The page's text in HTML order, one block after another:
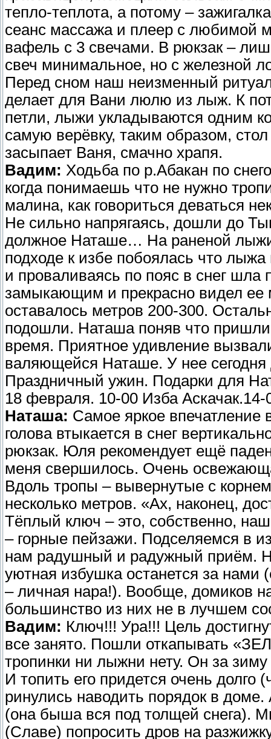
тепло-теплота, а потому –
сеанс массажа и плеер с любимой
вафель с 3 свечами. В рюкзак –
свеч минимальное, но с железной
Перед сном наш неизменный
делает для Вани люлю из лыж. К
петли, лыжи укладываются одним
самую верёвку, таким образом,
засыпает Ваня, смачно храпя.
Вадим: Ходьба по р.Абакан по
когда понимаешь что не нужно
малина, как говориться деваться
Не сильно напрягаясь, дошли до
должное Наташе… На раненой
подходе к избе побоялась что
и проваливаясь по пояс в снег
замыкающим и прекрасно видел ее
оставалось метров 200-300.
подошли. Наташа поняв что пришли
время. Приятное удивление
валяющейся Наташе. У нее
Праздничный ужин. Подарки для
18 февраля. 10-00 Изба
Наташа: Самое яркое впечатление
голова втыкается в снег
рюкзак. Юля рекомендует ещё
меня свершилось. Очень
Вдоль тропы – вывернутые с
несколько метров. «Ах, наконец,
Тёплый ключ – это, собственно,
– горные пейзажи. Подселяемся в
нам радушный и радужный приём.
уютная избушка останется за
– личная нара!). Вообще, домиков
большинство из них не в лучшем
Вадим: Ключ!!! Ура!!! Цель
все занято. Пошли откапывать
тропинки ни лыжни нету. Он за
И топить его придется очень
ринулись наводить порядок в
(она быша вся под толщей снега).
(Славе) попросить дров на